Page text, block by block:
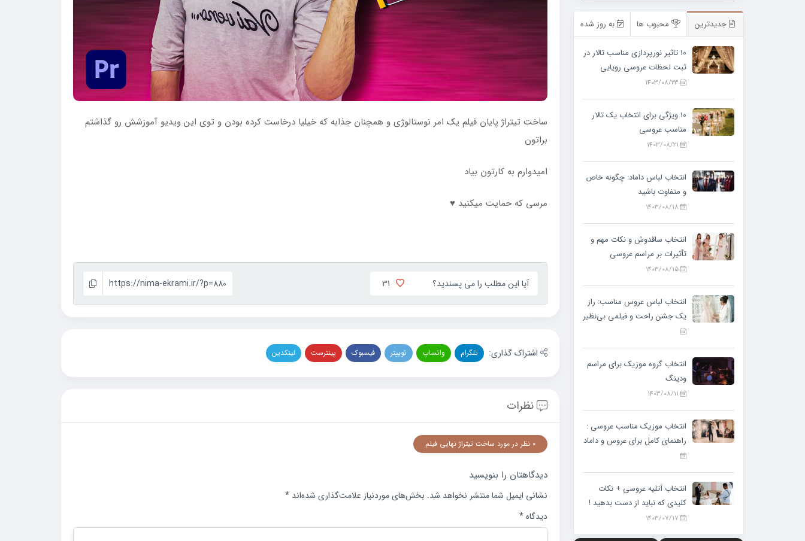
ساخت تیتراژ پایان فیلم یک امر نوستالوژی و همچنان جذابه که خیلیا درخاست کرده بودن و توی این ویدیو آموزشش رو گذاشتم
براتون
امیدوارم به کارتون بیاد
مرسی که حمایت میکنید ♥
آیا این مطلب را می پسندید؟ 31
https://nima-ekrami.ir/?p=880
اشتراک گذاری: تلگرام واتساپ توییتر فیسبوک پینترست لینکدین
نظرات
0 نظر در مورد ساخت تیتراژ نهایی فیلم
دیدگاهتان را بنویسید
نشانی ایمیل شما منتشر نخواهد شد. بخش‌های موردنیاز علامت‌گذاری شده‌اند *
دیدگاه*
جدیدترین محبوب ها به روز شده
10 تاثیر نورپردازی مناسب تالار در
ثبت لحظات عروسی رویایی
10 ویژگی‌ برای انتخاب یک تالار
مناسب عروسی
انتخاب لباس داماد: چگونه خاص
و متفاوت باشید
انتخاب ساقدوش و نکات مهم و
تأثیرات بر مراسم عروسی
انتخاب لباس عروس مناسب: راز
یک جشن راحت و فیلمی بی‌نظیر
انتخاب گروه موزیک برای مراسم
ودینگ
انتخاب موزیک مناسب عروسی :
راهنمای کامل برای عروس و داماد
انتخاب آتلیه عروسی + نکات
کلیدی که نباید از دست بدهید !